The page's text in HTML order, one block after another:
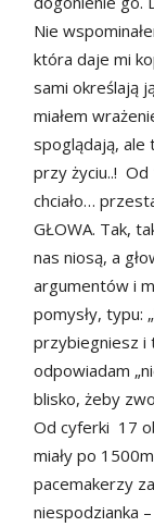
Nie
która daje mi
sami określają
miałem
spoglądają, ale
przy życiu..!
chciało…
GŁOWA. Tak,
nas niosą, a
argumentów i
pomysły, typu:
przybiegniesz i
odpowiadam
blisko, żeby
Od cyferki 17
miały po
pacemakerzy
niespodzianka